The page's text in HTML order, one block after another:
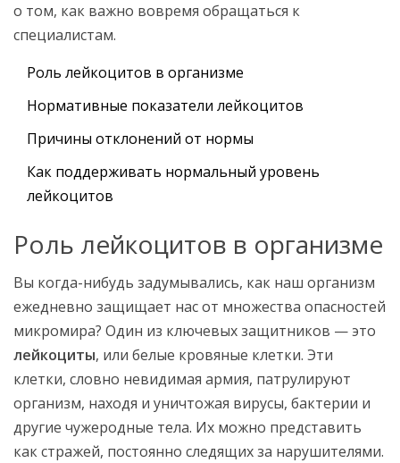
о том, как важно вовремя обращаться к
специалистам.
Роль лейкоцитов в организме
Нормативные показатели лейкоцитов
Причины отклонений от нормы
Как поддерживать нормальный уровень
лейкоцитов
Роль лейкоцитов в организме
Вы когда-нибудь задумывались, как наш организм
ежедневно защищает нас от множества опасностей
микромира? Один из ключевых защитников — это
лейкоциты, или белые кровяные клетки. Эти
клетки, словно невидимая армия, патрулируют
организм, находя и уничтожая вирусы, бактерии и
другие чужеродные тела. Их можно представить
как стражей, постоянно следящих за нарушителями.